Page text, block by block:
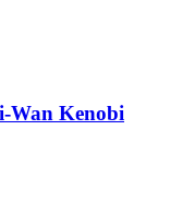
Wan Kenobi